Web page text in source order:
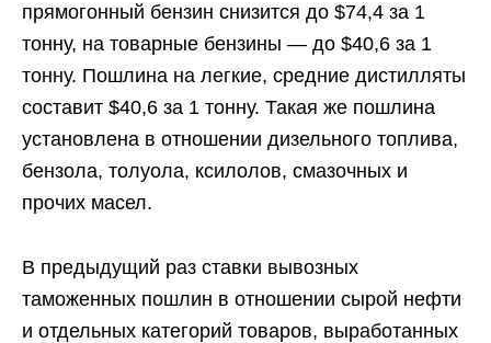
прямогонный бензин снизится до $74,4 за 1
тонну, на товарные бензины — до $40,6 за 1
тонну. Пошлина на легкие, средние дистилляты
составит $40,6 за 1 тонну. Такая же пошлина
установлена в отношении дизельного топлива,
бензола, толуола, ксилолов, смазочных и
прочих масел.
В предыдущий раз ставки вывозных
таможенных пошлин в отношении сырой нефти
и отдельных категорий товаров, выработанных